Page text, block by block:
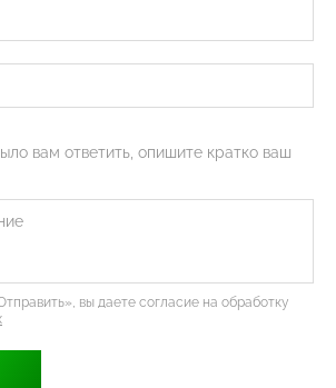
вам ответить, опишите кратко ваш
вы даете согласие на обработку